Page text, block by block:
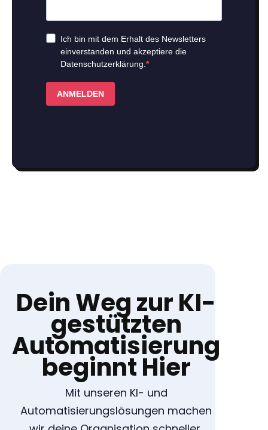
Dein Weg zur KI-
gestützten
Automatisierung
beginnt Hier
Mit unseren KI- und
Automatisierungslösungen machen